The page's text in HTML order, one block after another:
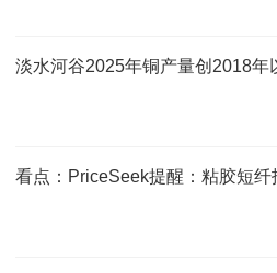
淡水河谷2025年铜产量创2018年
看点：PriceSeek提醒：粘胶短纤